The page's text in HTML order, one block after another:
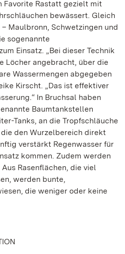
Favorite Rastatt gezielt mit
bewässert. Gleich
Maulbronn, Schwetzingen und
sogenannte
Einsatz. „Bei dieser Technik
Löcher angebracht, über die
Wassermengen abgegeben
Kirscht. „Das ist effektiver
In Bruchsal haben
Baumtankstellen
Tanks, an die Tropfschläuche
den Wurzelbereich direkt
verstärkt Regenwasser für
kommen. Zudem werden
Rasenflächen, die viel
werden bunte,
die weniger oder keine